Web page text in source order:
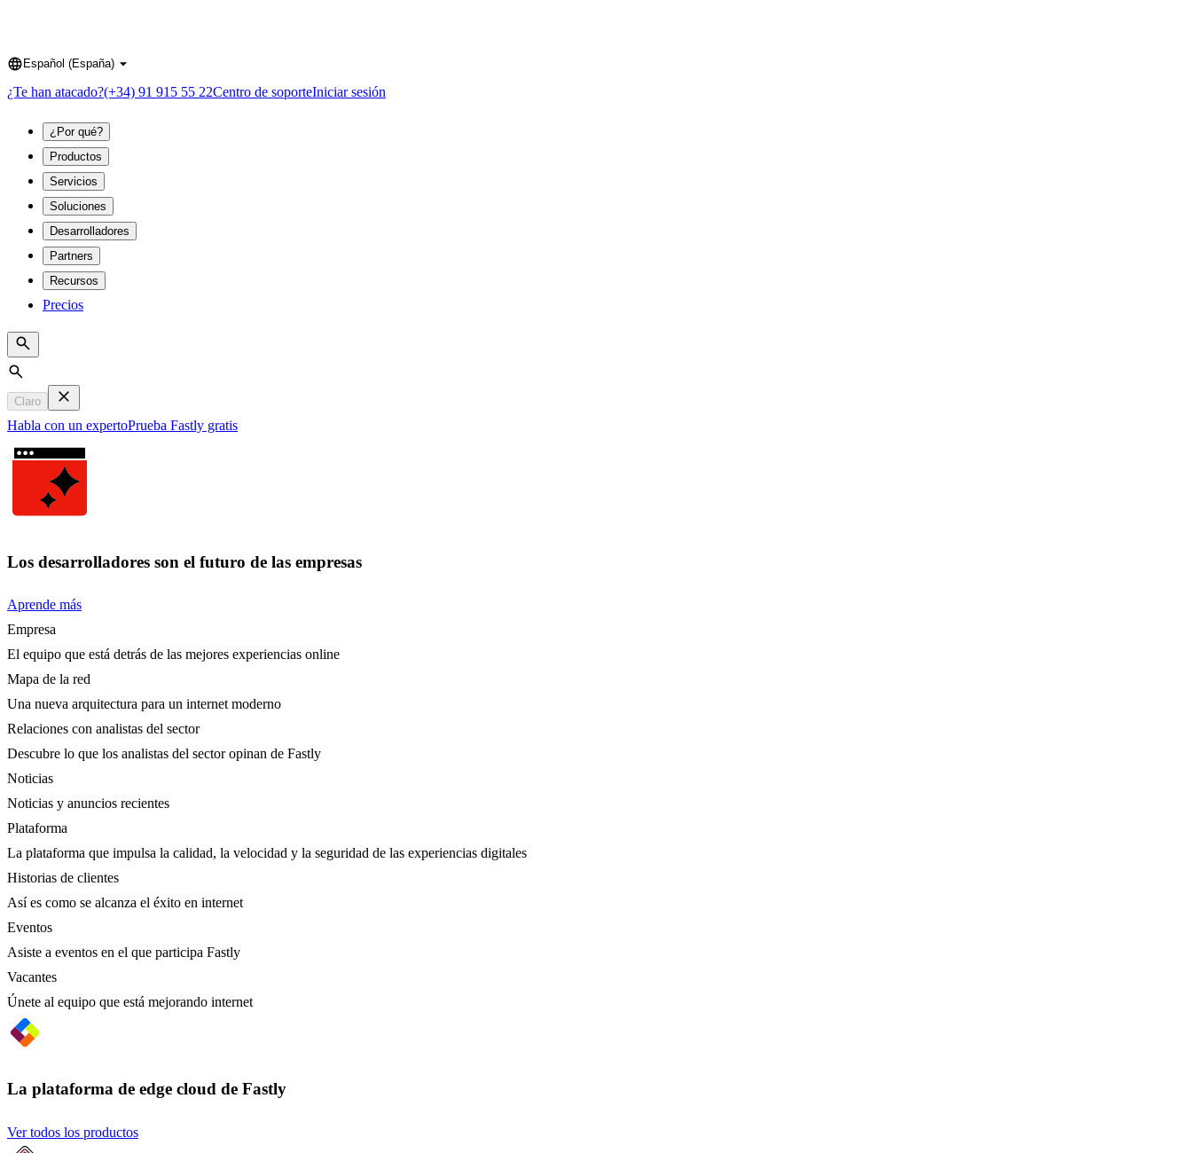
Language
Español (España)
¿Te han atacado?(+34) 91 915 55 22Centro de soporteIniciar sesión
¿Por qué?
Productos
Servicios
Soluciones
Desarrolladores
Partners
Recursos
Precios
Search
Claro
Habla con un expertoPrueba Fastly gratis
Los desarrolladores son el futuro de las empresas
Aprende más
Empresa
El equipo que está detrás de las mejores experiencias online
Mapa de la red
Una nueva arquitectura para un internet moderno
Relaciones con analistas del sector
Descubre lo que los analistas del sector opinan de Fastly
Noticias
Noticias y anuncios recientes
Plataforma
La plataforma que impulsa la calidad, la velocidad y la seguridad de las experiencias digitales
Historias de clientes
Así es como se alcanza el éxito en internet
Eventos
Asiste a eventos en el que participa Fastly
Vacantes
Únete al equipo que está mejorando internet
La plataforma de edge cloud de Fastly
Ver todos los productos